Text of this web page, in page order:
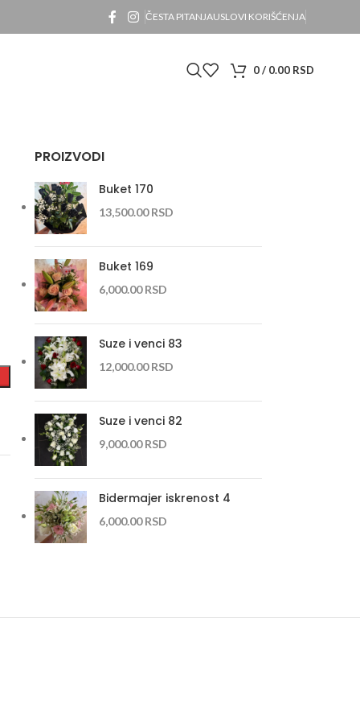
ČESTA PITANJAUSLOVI KORIŠĆENJA
0/ 0.00RSD
PROIZVODI
Buket 170
13,500.00RSD
Buket 169
6,000.00RSD
Suze i venci 83
12,000.00RSD
Suze i venci 82
9,000.00RSD
Bidermajer iskrenost 4
6,000.00RSD